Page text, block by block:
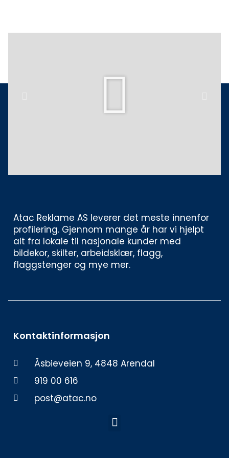
Atac Reklame AS leverer det meste innenfor
profilering. Gjennom mange år har vi hjelpt
alt fra lokale til nasjonale kunder med
bildekor, skilter, arbeidsklær, flagg,
flaggstenger og mye mer.
Kontaktinformasjon
Åsbieveien 9, 4848 Arendal
919 00 616
post@atac.no
Meny